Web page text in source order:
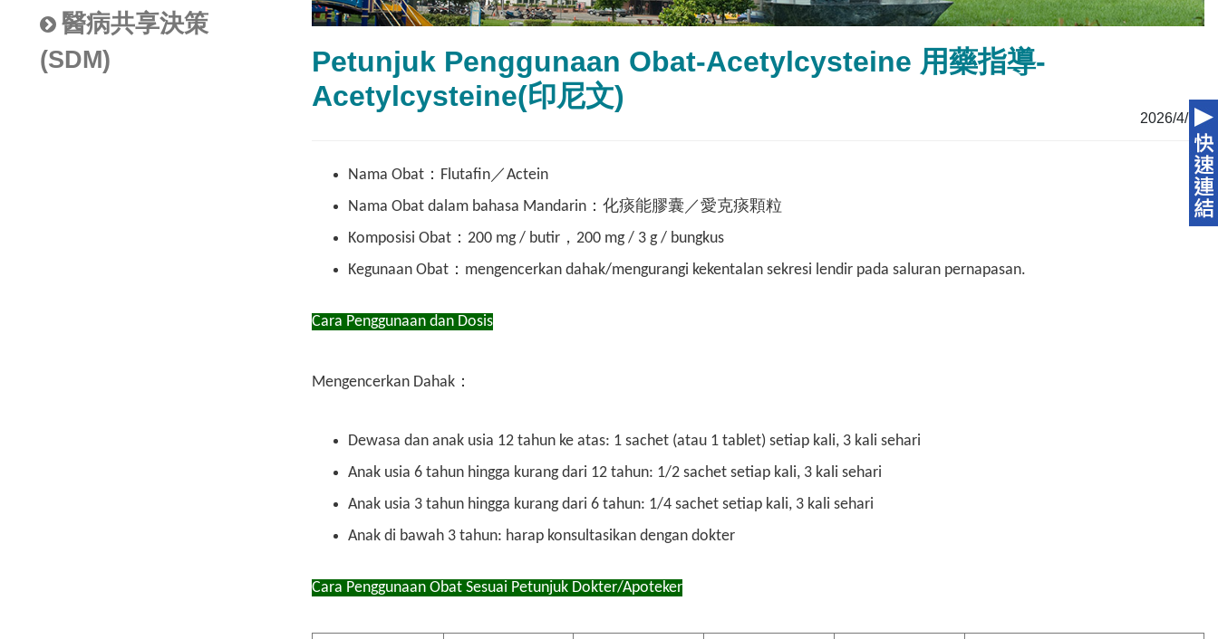
醫病共享決策
(SDM)
Petunjuk Penggunaan Obat-Acetylcysteine 用藥指導-
Acetylcysteine(印尼文)
2026/4/15
Nama Obat：Flutafin／Actein
Nama Obat dalam bahasa Mandarin：化痰能膠囊／愛克痰顆粒
Komposisi Obat：200 mg / butir，200 mg / 3 g / bungkus
Kegunaan Obat：mengencerkan dahak/mengurangi kekentalan sekresi lendir pada saluran pernapasan.
Cara Penggunaan dan Dosis
Mengencerkan Dahak：
Dewasa dan anak usia 12 tahun ke atas: 1 sachet (atau 1 tablet) setiap kali, 3 kali sehari
Anak usia 6 tahun hingga kurang dari 12 tahun: 1/2 sachet setiap kali, 3 kali sehari
Anak usia 3 tahun hingga kurang dari 6 tahun: 1/4 sachet setiap kali, 3 kali sehari
Anak di bawah 3 tahun: harap konsultasikan dengan dokter
Cara Penggunaan Obat Sesuai Petunjuk Dokter/Apoteker